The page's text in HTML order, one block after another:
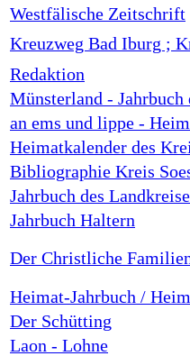
Westfälische Zeitschrift
Kreuzweg Bad Iburg ;
Redaktion
Münsterland - Jahrbuch
an ems und lippe -
Heimatkalender des
Bibliographie Kreis
Jahrbuch des
Jahrbuch Haltern
Der Christliche
Heimat-Jahrbuch /
Der Schütting
Laon - Lohne